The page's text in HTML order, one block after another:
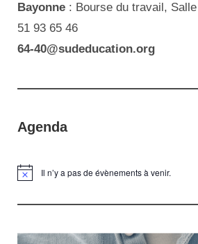
Bayonne : Bourse du travail,
51 93 65 46
64-40@sudeducation.org
Agenda
Il n’y a pas de évènements à venir.